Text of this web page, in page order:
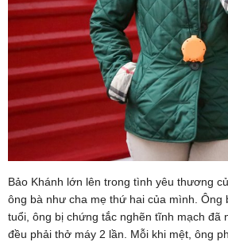
Bảo Khánh lớn lên trong tình yêu thương
ông bà như cha mẹ thứ hai của mình. Ông
tuổi, ông bị chứng tắc nghẽn tĩnh mạch đã
đều phải thở máy 2 lần. Mỗi khi mệt, ông